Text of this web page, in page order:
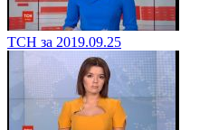
ТСН за 2019.09.25